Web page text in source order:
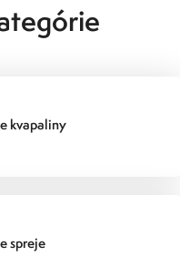
kvapaliny
spreje